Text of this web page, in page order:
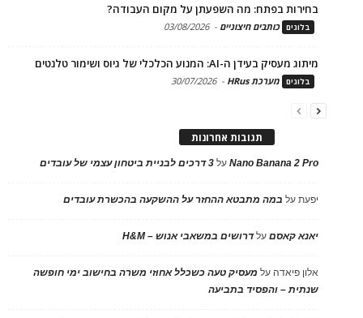
בחירות בפתח: מה השפעתן על מקום העבודה?
בלוגים כותבים חיצוניים -
03/08/2026
מיתוג מעסיק בעידן ה-AI: המנוע הכלכלי של גיוס ושימור טלנטים
בלוגים מערכת HRus -
30/07/2026
תגובות אחרונות
Nano Banana 2 Proעל 3 דרכים לבניית ביטחון עצמי של עובדים
יפעתעל במה מתבטא ההחזר על ההשקעה בהכשרת עובדים
יאנא קאסםעלדרושים במשאבי אנוש – H&M
אלון פיאדה על מעסיק טעה כשכלל אחוזי משרה בחישוב ימי חופשה
שנתית – והפסיד בתביעה